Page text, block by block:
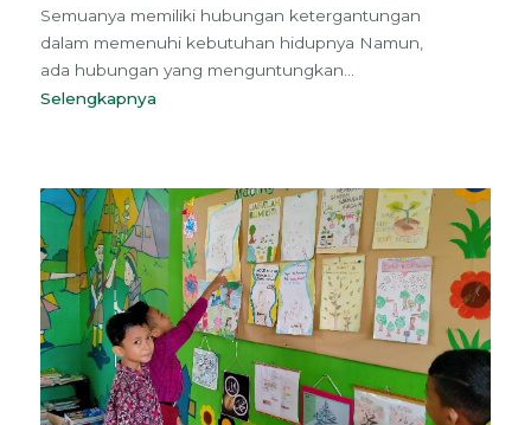
Semuanya memiliki hubungan ketergantungan
dalam memenuhi kebutuhan hidupnya Namun,
ada hubungan yang menguntungkan...
Selengkapnya